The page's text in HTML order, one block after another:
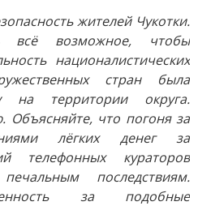
жителей Чукотки.
возможное, чтобы
националистических
стран была
на территории округа.
Объясняйте, что погоня за
лёгких денег за
телефонных кураторов
последствиям.
за подобные